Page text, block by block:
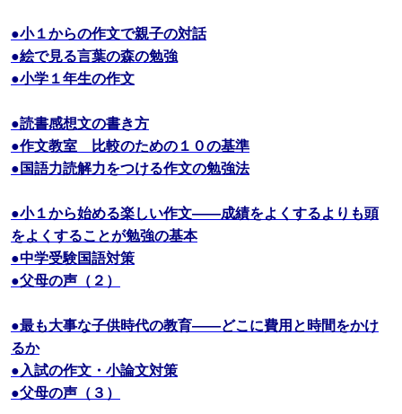
●小１からの作文で親子の対話
●絵で見る言葉の森の勉強
●小学１年生の作文
●読書感想文の書き方
●作文教室 比較のための１０の基準
●国語力読解力をつける作文の勉強法
●小１から始める楽しい作文――成績をよくするよりも頭
をよくすることが勉強の基本
●中学受験国語対策
●父母の声（２）
●最も大事な子供時代の教育――どこに費用と時間をかけ
るか
●入試の作文・小論文対策
●父母の声（３）